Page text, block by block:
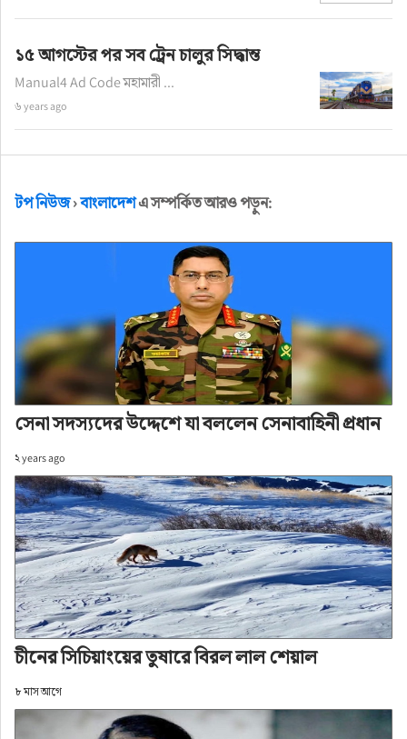
১৫ আগস্টের পর সব ট্রেন চালুর সিদ্ধান্ত
Manual4 Ad Code মহামারী ...
৬ years ago
টপ নিউজ›বাংলাদেশএ সম্পর্কিত আরও পড়ুন:
সেনা সদস্যদের উদ্দেশে যা বললেন সেনাবাহিনী প্রধান
২ years ago
চীনের সিচিয়াংয়ের তুষারে বিরল লাল শেয়াল
৮ মাস আগে